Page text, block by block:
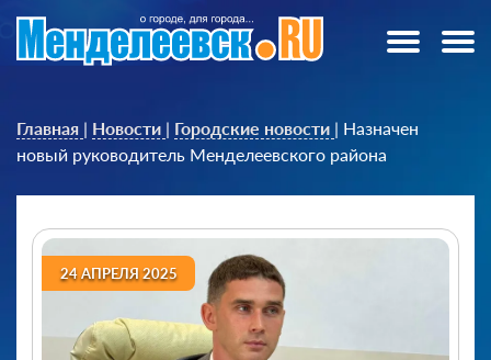
Главная | Новости | Городские новости | Назначен
новый руководитель Менделеевского района
24 АПРЕЛЯ 2025